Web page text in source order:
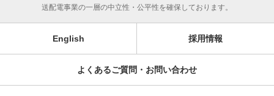
送配電事業の一層の中立性・公平性を確保しております。
English 採用情報
よくあるご質問・お問い合わせ